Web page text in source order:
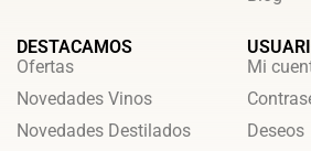
DESTACAMOS
Ofertas
Novedades Vinos
Novedades Destilados
Mi
Deseos